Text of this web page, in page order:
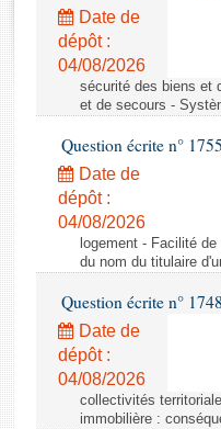
Rapports législatifs
Rapports sur l'application
Baromètre de
Dossiers législatifs
Budget et sécurité sociale
Questions écrites et orales
Comptes rendus des
Date de
dépôt :
04/08/2026
sécurité des biens et
et de secours -
Question écrite n°
Date de
dépôt :
04/08/2026
logement - Facilité
du nom du titulaire
Question écrite n°
Date de
dépôt :
04/08/2026
collectivités
immobilière :